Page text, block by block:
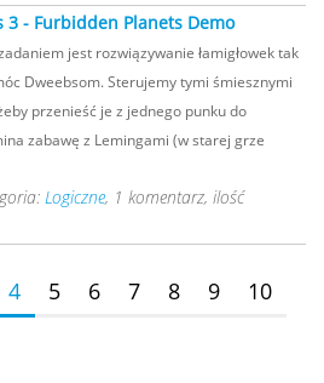
3 - Furbidden Planets Demo
jest rozwiązywanie łamigłowek tak
Dweebsom. Sterujemy tymi śmiesznymi
przenieść je z jednego punku do
zabawę z Lemingami (w starej grze
Logiczne, 1 komentarz, ilość
4 5 6 7 8 9 10